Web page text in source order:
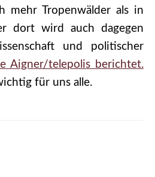
mehr Tropenwälder als in
dort wird auch dagegen
und politischer
Aigner/telepolis berichtet.
für uns alle.